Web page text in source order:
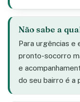
Não sabe a
Para urgências e
pronto-socorro
e
do seu bairro é a